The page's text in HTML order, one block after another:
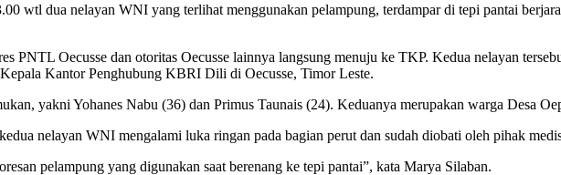
wtl dua nelayan WNI yang terlihat menggunakan pelampung, terdampar di tepi pantai
PNTL Oecusse dan otoritas Oecusse lainnya langsung menuju ke TKP. Kedua nelayan
Kantor Penghubung KBRI Dili di Oecusse, Timor Leste.
yakni Yohanes Nabu (36) dan Primus Taunais (24). Keduanya merupakan warga Desa
nelayan WNI mengalami luka ringan pada bagian perut dan sudah diobati oleh pihak
pelampung yang digunakan saat berenang ke tepi pantai”, kata Marya Silaban.